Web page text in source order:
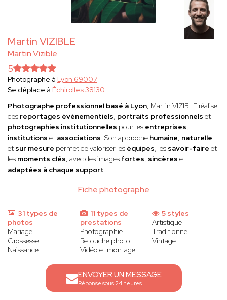
Martin VIZIBLE
Martin Vizible
Fiche photographe
5
Photographe à Lyon 69007
Se déplace à Échirolles 38130
Photographe professionnel basé à Lyon, Martin VIZIBLE réalise
des reportages événementiels, portraits professionnels et
photographies institutionnelles pour les entreprises,
institutions et associations. Son approche humaine, naturelle
et sur mesure permet de valoriser les équipes, les savoir-faire et
les moments clés, avec des images fortes, sincères et
adaptées à chaque support.
31 types de
photos
Mariage
Grossesse
Naissance
11 types de
prestations
Photographie
Retouche photo
Vidéo et montage
5 styles
Artistique
Traditionnel
Vintage
ENVOYER UN MESSAGE
Réponse sous 24 heures